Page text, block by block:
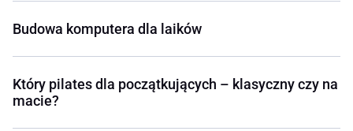
Budowa komputera dla laików
Który pilates dla początkujących – klasyczny czy na
macie?